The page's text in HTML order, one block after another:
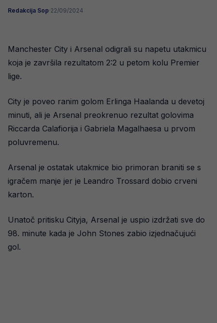
Redakcija Sop·22/09/2024
Manchester City i Arsenal odigrali su napetu utakmicu
koja je završila rezultatom 2:2 u petom kolu Premier
lige.
City je poveo ranim golom Erlinga Haalanda u devetoj
minuti, ali je Arsenal preokrenuo rezultat golovima
Riccarda Calafiorija i Gabriela Magalhaesa u prvom
poluvremenu.
Arsenal je ostatak utakmice bio primoran braniti se s
igračem manje jer je Leandro Trossard dobio crveni
karton.
Unatoč pritisku Cityja, Arsenal je uspio izdržati sve do
98. minute kada je John Stones zabio izjednačujući
gol.